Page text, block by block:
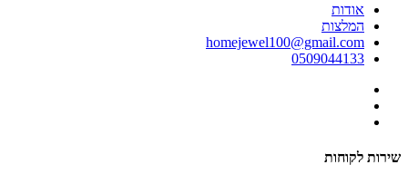
אודות
המלצות
homejewel100@gmail.com
0509044133
שירות לקוחות